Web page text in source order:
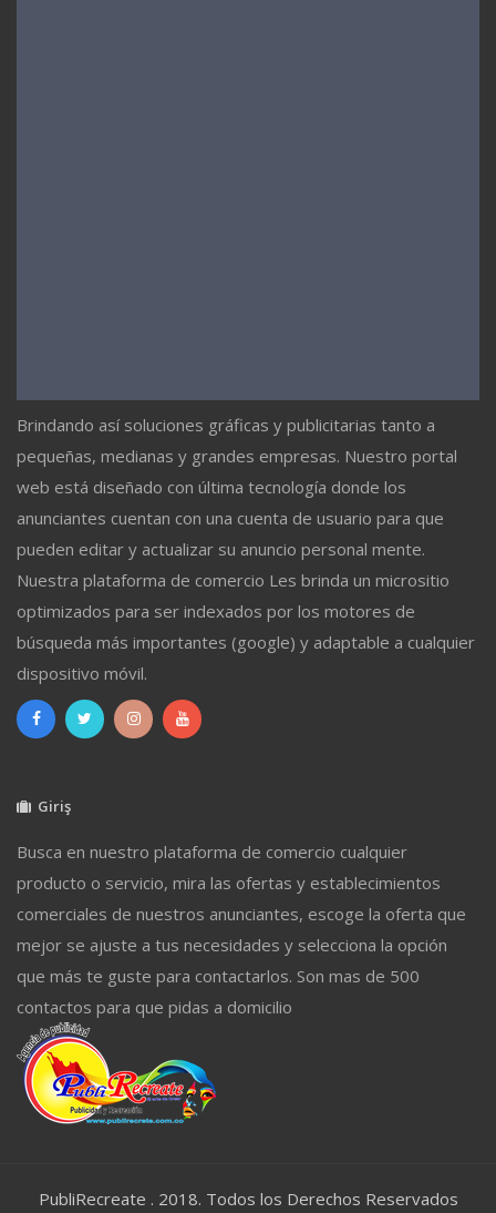
Brindando así soluciones gráficas y publicitarias tanto a
pequeñas, medianas y grandes empresas. Nuestro portal
web está diseñado con última tecnología donde los
anunciantes cuentan con una cuenta de usuario para que
pueden editar y actualizar su anuncio personal mente.
Nuestra plataforma de comercio Les brinda un micrositio
optimizados para ser indexados por los motores de
búsqueda más importantes (google) y adaptable a cualquier
dispositivo móvil.
Giriş
Busca en nuestro plataforma de comercio cualquier
producto o servicio, mira las ofertas y establecimientos
comerciales de nuestros anunciantes, escoge la oferta que
mejor se ajuste a tus necesidades y selecciona la opción
que más te guste para contactarlos. Son mas de 500
contactos para que pidas a domicilio
PubliRecreate . 2018. Todos los Derechos Reservados